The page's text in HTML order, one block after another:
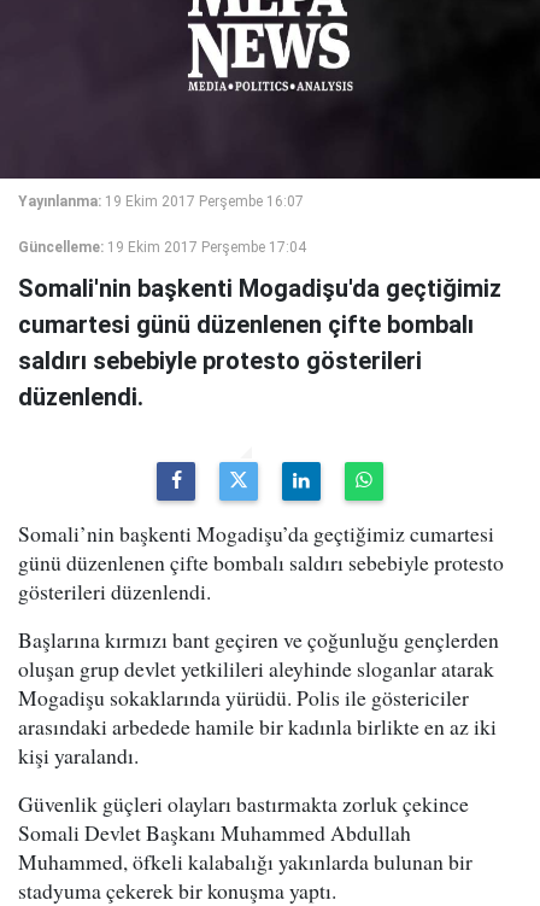
Yayınlanma: 19 Ekim 2017 Perşembe 16:07
Güncelleme: 19 Ekim 2017 Perşembe 17:04
Somali'nin başkenti Mogadişu'da geçtiğimiz
cumartesi günü düzenlenen çifte bombalı
saldırı sebebiyle protesto gösterileri
düzenlendi.
Somali’nin başkenti Mogadişu’da geçtiğimiz cumartesi
günü düzenlenen çifte bombalı saldırı sebebiyle protesto
gösterileri düzenlendi.
Başlarına kırmızı bant geçiren ve çoğunluğu gençlerden
oluşan grup devlet yetkilileri aleyhinde sloganlar atarak
Mogadişu sokaklarında yürüdü. Polis ile göstericiler
arasındaki arbedede hamile bir kadınla birlikte en az iki
kişi yaralandı.
Güvenlik güçleri olayları bastırmakta zorluk çekince
Somali Devlet Başkanı Muhammed Abdullah
Muhammed, öfkeli kalabalığı yakınlarda bulunan bir
stadyuma çekerek bir konuşma yaptı.